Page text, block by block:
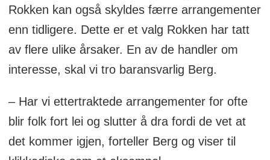
Rokken kan også skyldes færre arrangementer
enn tidligere. Dette er et valg Rokken har tatt
av flere ulike årsaker. En av de handler om
interesse, skal vi tro baransvarlig Berg.
– Har vi ettertraktede arrangementer for ofte
blir folk fort lei og slutter å dra fordi de vet at
det kommer igjen, forteller Berg og viser til